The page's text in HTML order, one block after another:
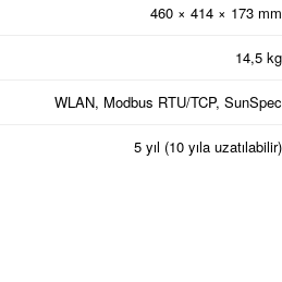
460 × 414 × 173 mm
14,5 kg
WLAN, Modbus RTU/TCP, SunSpec
5 yıl (10 yıla uzatılabilir)